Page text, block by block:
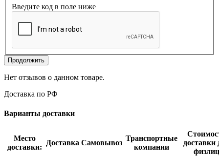
Введите код в поле ниже
Продолжить
Нет отзывов о данном товаре.
Доставка по РФ
Варианты доставки
Место
доставки:
Доставка Самовывоз
Транспортные
компании
доставки
физлиц